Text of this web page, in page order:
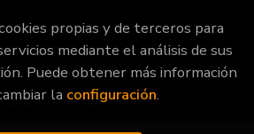
. Todos los Derechos Reservados |
Grupo Trevenque
propias y de terceros para
mediante el análisis de sus
Puede obtener más información
la configuración.